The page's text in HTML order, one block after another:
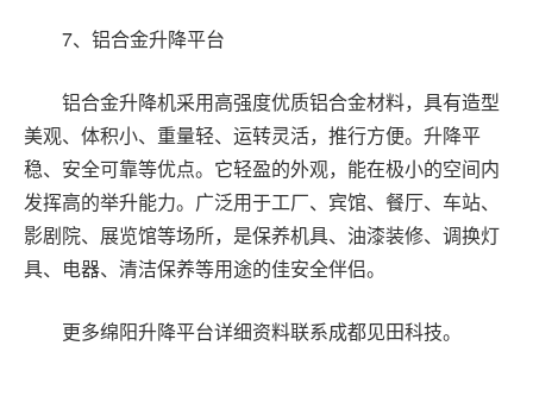
7、铝合金升降平台
铝合金升降机采用高强度优质铝合金材料，具有造型
美观、体积小、重量轻、运转灵活，推行方便。升降平
稳、安全可靠等优点。它轻盈的外观，能在极小的空间内
发挥高的举升能力。广泛用于工厂、宾馆、餐厅、车站、
影剧院、展览馆等场所，是保养机具、油漆装修、调换灯
具、电器、清洁保养等用途的佳安全伴侣。
更多绵阳升降平台详细资料联系成都见田科技。